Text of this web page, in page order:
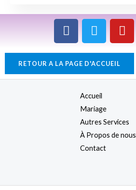
F
a
e
b
T
w
t
t
r
Y
o
u
RETOUR A LA PAGE D'ACCUEIL
Accueil
Mariage
Autres Services
À Propos de nous
Contact